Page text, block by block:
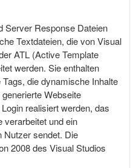
Server Response Dateien
Textdateien, die von Visual
ATL (Active Template
werden. Sie enthalten
die dynamische Inhalte
Webseite
realisiert werden, das
verarbeitet und ein
Nutzer sendet. Die
2008 des Visual Studios